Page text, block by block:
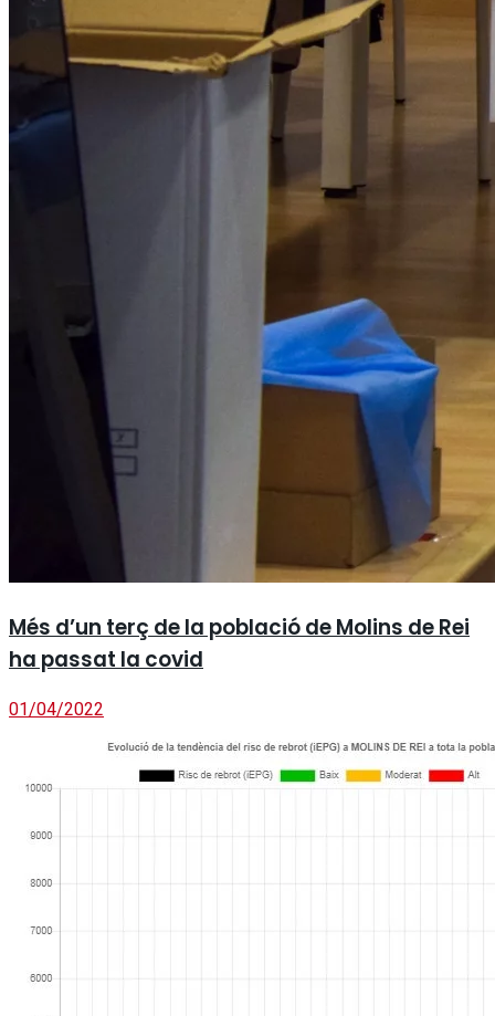
Més d’un terç de la població de Molins de Rei
ha passat la covid
01/04/2022